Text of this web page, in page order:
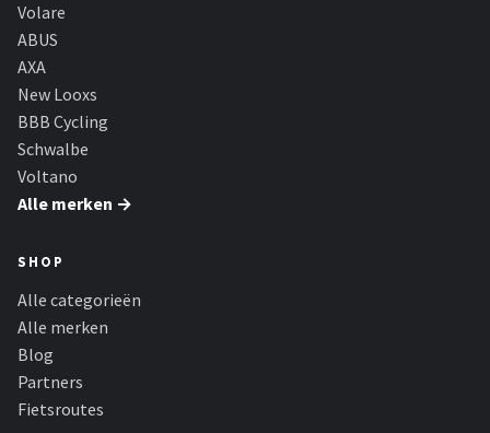
Volare
ABUS
AXA
New Looxs
BBB Cycling
Schwalbe
Voltano
Alle merken →
SHOP
Alle categorieën
Alle merken
Blog
Partners
Fietsroutes